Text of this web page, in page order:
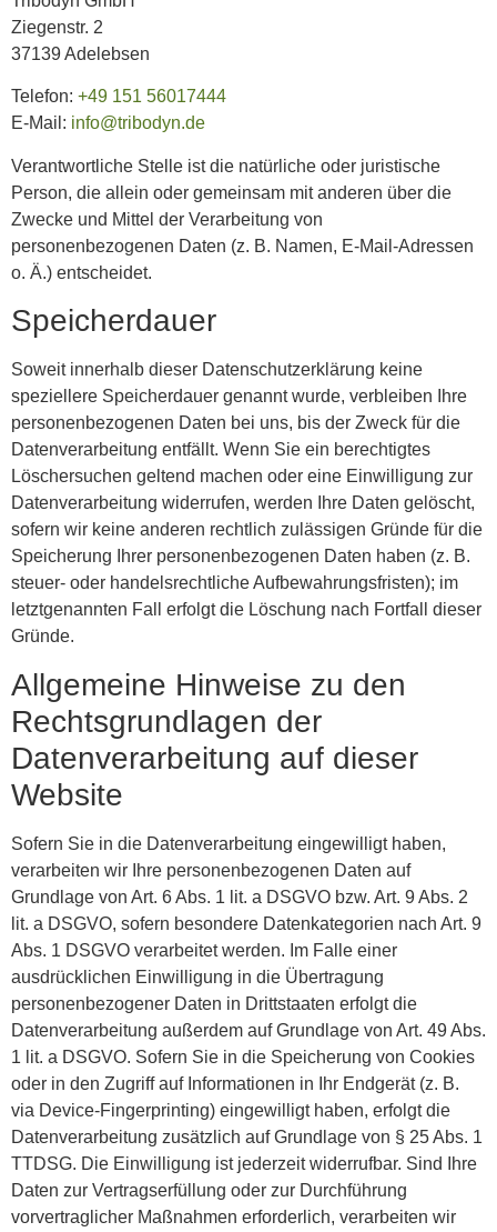
Ziegenstr. 2
37139 Adelebsen
Telefon: +49 151 56017444
E-Mail: info@tribodyn.de
Verantwortliche Stelle ist die natürliche oder juristische
Person, die allein oder gemeinsam mit anderen über die
Zwecke und Mittel der Verarbeitung von
personenbezogenen Daten (z. B. Namen, E-Mail-Adressen
o. Ä.) entscheidet.
Speicherdauer
Soweit innerhalb dieser Datenschutzerklärung keine
speziellere Speicherdauer genannt wurde, verbleiben Ihre
personenbezogenen Daten bei uns, bis der Zweck für die
Datenverarbeitung entfällt. Wenn Sie ein berechtigtes
Löschersuchen geltend machen oder eine Einwilligung zur
Datenverarbeitung widerrufen, werden Ihre Daten gelöscht,
sofern wir keine anderen rechtlich zulässigen Gründe für die
Speicherung Ihrer personenbezogenen Daten haben (z. B.
steuer- oder handelsrechtliche Aufbewahrungsfristen); im
letztgenannten Fall erfolgt die Löschung nach Fortfall dieser
Gründe.
Allgemeine Hinweise zu den
Rechtsgrundlagen der
Datenverarbeitung auf dieser
Website
Sofern Sie in die Datenverarbeitung eingewilligt haben,
verarbeiten wir Ihre personenbezogenen Daten auf
Grundlage von Art. 6 Abs. 1 lit. a DSGVO bzw. Art. 9 Abs. 2
lit. a DSGVO, sofern besondere Datenkategorien nach Art. 9
Abs. 1 DSGVO verarbeitet werden. Im Falle einer
ausdrücklichen Einwilligung in die Übertragung
personenbezogener Daten in Drittstaaten erfolgt die
Datenverarbeitung außerdem auf Grundlage von Art. 49 Abs.
1 lit. a DSGVO. Sofern Sie in die Speicherung von Cookies
oder in den Zugriff auf Informationen in Ihr Endgerät (z. B.
via Device-Fingerprinting) eingewilligt haben, erfolgt die
Datenverarbeitung zusätzlich auf Grundlage von § 25 Abs. 1
TTDSG. Die Einwilligung ist jederzeit widerrufbar. Sind Ihre
Daten zur Vertragserfüllung oder zur Durchführung
vorvertraglicher Maßnahmen erforderlich, verarbeiten wir